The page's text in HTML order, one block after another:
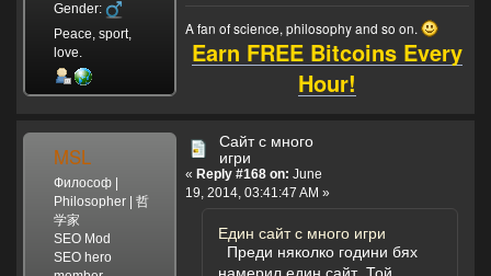
Gender:
Peace, sport,
love.
A fan of science, philosophy and so on.
Earn FREE Bitcoins Every
Hour!
MSL
Философ |
Philosopher | 哲
学家
SEO Mod
SEO hero
Сайт с много
игри
« Reply #168 on: June
19, 2014, 03:41:47 AM »
Един сайт с много игри
Преди няколко години бях
намерил един сайт. Той